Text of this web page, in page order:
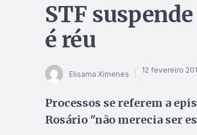
STF
é réu
Elisama Ximenes 12 fevereiro
Processos se referem a
Rosário "não merecia ser